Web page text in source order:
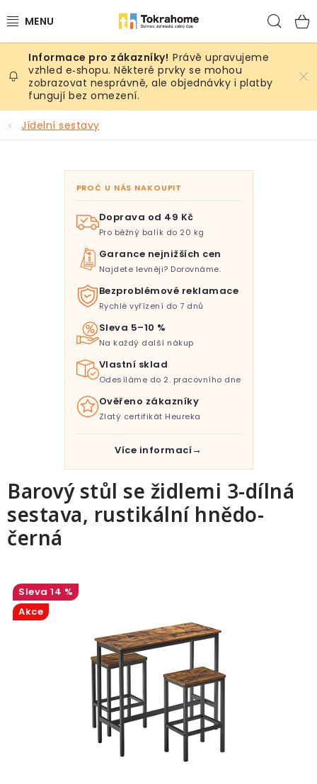
na
Výrobky
Místnosti
Venkovní prostory
Sezóna & Volný čas
Právě upravujeme
vzhled e‑shopu. Některé prvky se mohou
zobrazovat nesprávně, ale objednávky i platby
fungují bez omezení.
Jídelní sestavy
Barový stůl se židlemi 3-dílná
sestava, rustikální hnědo-
černá
14 %
Akce
PROČ U NÁS NAKOUPIT
Doprava od 49 Kč
Pro běžný balík do 20 kg
Garance nejnižších cen
Najdete levněji? Dorovnáme.
Bezproblémové reklamace
Rychlé vyřízení do 7 dnů
Sleva 5–10 %
Na každý další nákup
Vlastní sklad
Odesíláme do 2. pracovního dne
Ověřeno zákazníky
Zlatý certifikát Heureka
Více informací